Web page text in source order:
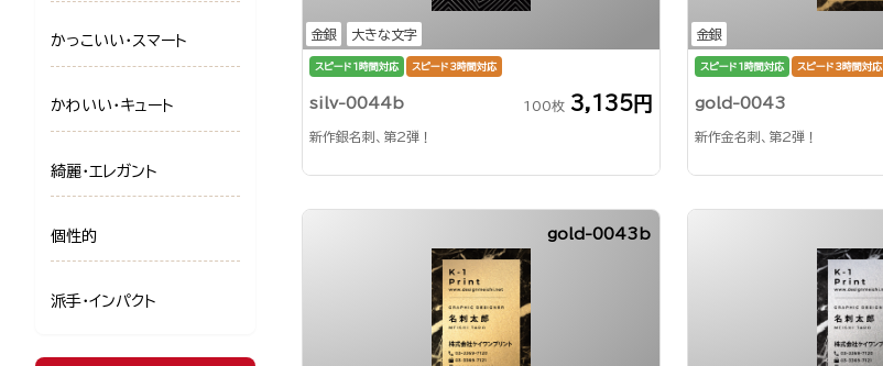
金銀 大きな文字
スピード1時間対応 スピード3時間対応
silv-0044b 100枚 3,135円
新作銀名刺、第2弾！
金銀
スピード1時間対応 スピード3時間対応
gold-0043
新作金名刺、第2弾！
gold-0043b
かっこいい・スマート
かわいい・キュート
綺麗・エレガント
個性的
派手・インパクト